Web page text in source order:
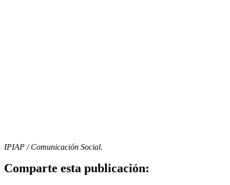
IPIAP / Comunicación Social.
Comparte esta publicación: